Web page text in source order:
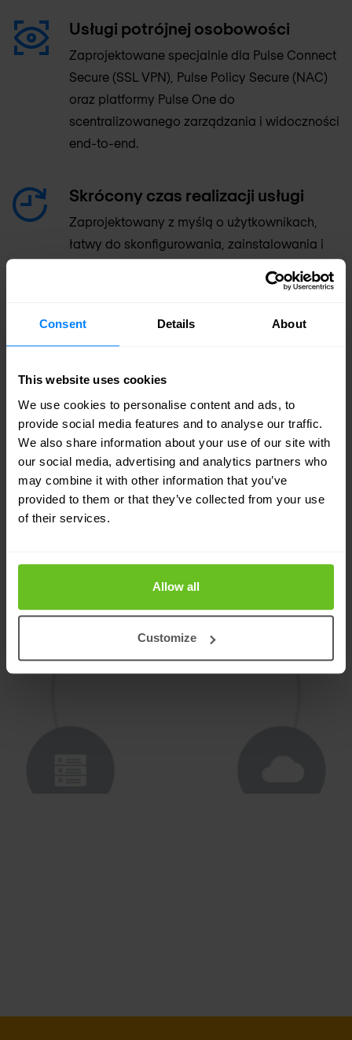
Consent Details About
This website uses cookies
We use cookies to personalise content and ads, to
provide social media features and to analyse our traffic.
We also share information about your use of our site with
our social media, advertising and analytics partners who
may combine it with other information that you’ve
provided to them or that they’ve collected from your use
of their services.
Allow all
Customize
Usługi potrójnej osobowości
Zaprojektowane specjalnie dla Pulse Connect
Secure (SSL VPN), Pulse Policy Secure (NAC)
oraz platformy Pulse One do
scentralizowanego zarządzania i widoczności
end-to-end.
Skrócony czas realizacji usługi
Zaprojektowany z myślą o użytkownikach,
łatwy do skonfigurowania, zainstalowania i
Doskonałe wsparcie
Wspierany przez światowej klasy wsparcie
Wysokowydajne urządzenia
zbudowane z myślą o
przepustowości i pojemności do
obsługi urządzeń mobilnych, chmury